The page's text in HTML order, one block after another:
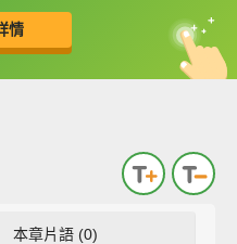
情
中
英
本章片語 (0)